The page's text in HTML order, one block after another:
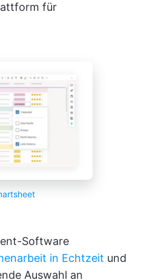
für
Software
in Echtzeit und
Auswahl an